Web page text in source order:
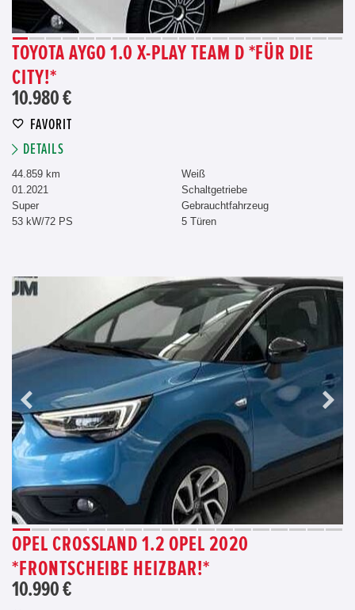
TOYOTA AYGO 1.0 X-PLAY TEAM D *FÜR DIE
CITY!*
10.980 €
FAVORIT
DETAILS
44.859 km
01.2021
Super
53 kW/72 PS
Weiß
Schaltgetriebe
Gebrauchtfahrzeug
5 Türen
OPEL CROSSLAND 1.2 OPEL 2020
*FRONTSCHEIBE HEIZBAR!*
10.990 €